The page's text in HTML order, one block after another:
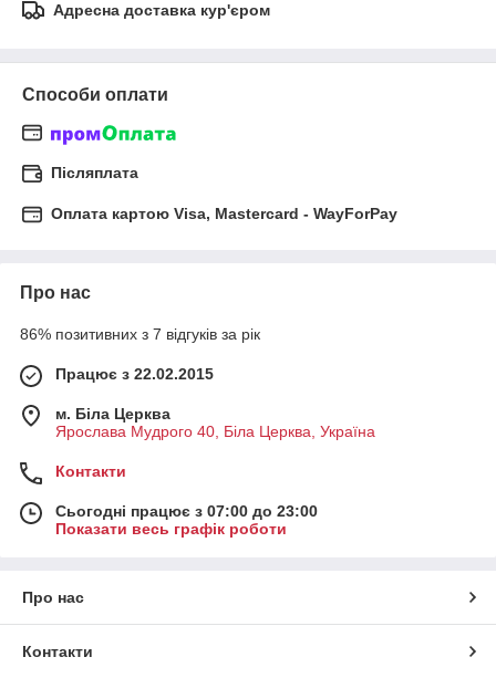
Адресна доставка кур'єром
Способи оплати
Післяплата
Оплата картою Visa, Mastercard - WayForPay
Про нас
86% позитивних з 7 відгуків за рік
Працює з 22.02.2015
м. Біла Церква
Ярослава Мудрого 40, Біла Церква, Україна
Контакти
Сьогодні працює з 07:00 до 23:00
Показати весь графік роботи
Про нас
Контакти